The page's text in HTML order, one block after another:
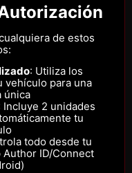
de estos
: Utiliza los
vehículo para una
única
Incluye 2 unidades
tu
todo desde tu
ID/Connect